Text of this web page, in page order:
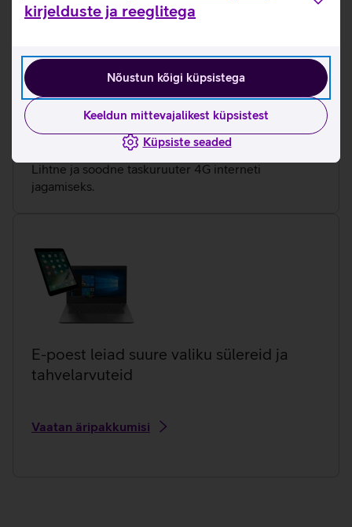
kirjelduste ja reeglitega
Nõustun kõigi küpsistega
Keeldun mittevajalikest küpsistest
Küpsiste seaded
39,52 € + km
Vaatan taskuruuterit
Lihtne ja soodne taskuruuter 4G interneti
jagamiseks.
E-poest leiad suure valiku sülereid ja
tahvelarvuteid
Vaatan äripakkumisi